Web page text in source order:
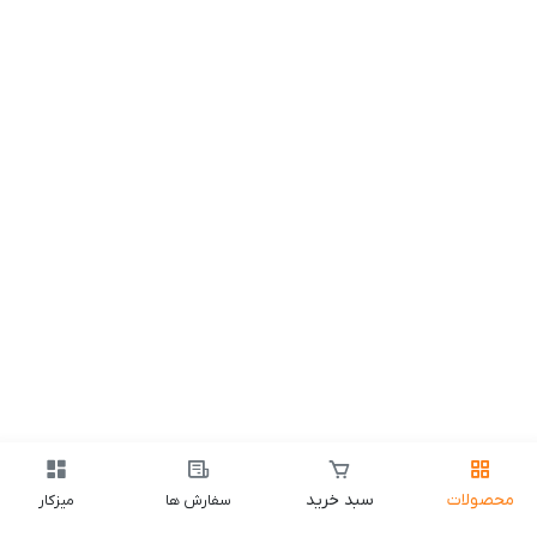
محصولات سبد خرید سفارش ها میزکار